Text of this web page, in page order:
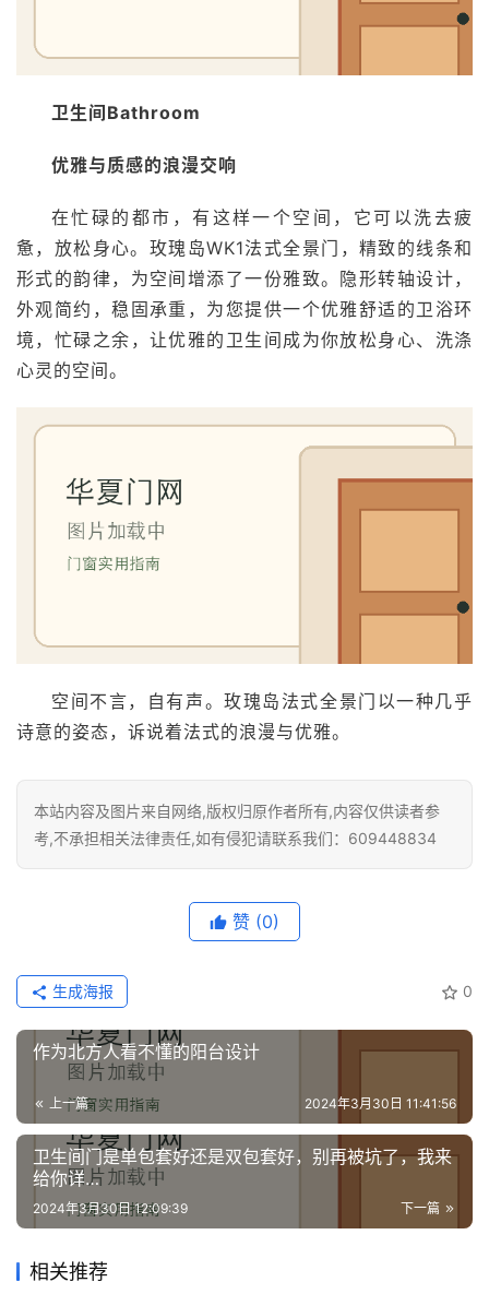
卫生间Bathroom
优雅与质感的浪漫交响
在忙碌的都市，有这样一个空间，它可以洗去疲
惫，放松身心。玫瑰岛WK1法式全景门，精致的线条和
形式的韵律，为空间增添了一份雅致。隐形转轴设计，
外观简约，稳固承重，为您提供一个优雅舒适的卫浴环
境，忙碌之余，让优雅的卫生间成为你放松身心、洗涤
心灵的空间。
空间不言，自有声。玫瑰岛法式全景门以一种几乎
诗意的姿态，诉说着法式的浪漫与优雅。
本站内容及图片来自网络,版权归原作者所有,内容仅供读者参
考,不承担相关法律责任,如有侵犯请联系我们：609448834
赞 (0)
0
生成海报
作为北方人看不懂的阳台设计
上一篇 2024年3月30日 11:41:56
卫生间门是单包套好还是双包套好，别再被坑了，我来
给你详…
下一篇
2024年3月30日 12:09:39
相关推荐